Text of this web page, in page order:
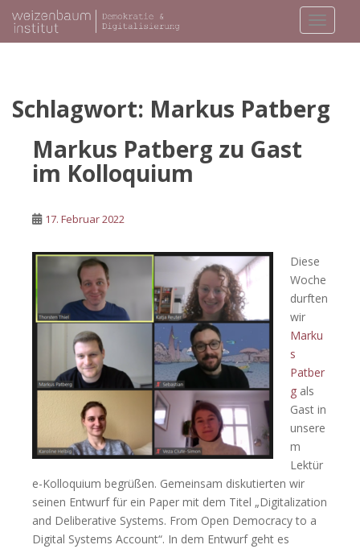
i
Schlagwort: Markus Patberg
Markus Patberg zu Gast
im Kolloquium
17. Februar 2022
Diese
Woche
durften
wir
Marku
s
Patber
g als
Gast in
unsere
m
Lektür
e-Kolloquium begrüßen. Gemeinsam diskutierten wir
seinen Entwurf für ein Paper mit dem Titel „Digitalization
and Deliberative Systems. From Open Democracy to a
Digital Systems Account“. In dem Entwurf geht es